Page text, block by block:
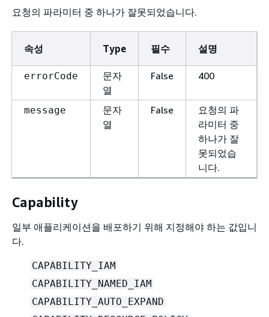
요청의 파라미터 중 하나가 잘못되었습니다.
속성 Type 필수 설명
errorCode
문자
열
False 400
message
문자
열
False
요청의 파
라미터 중
하나가 잘
못되었습
니다.
Capability
일부 애플리케이션을 배포하기 위해 지정해야 하는 값입니
다.
CAPABILITY_IAM
CAPABILITY_NAMED_IAM
CAPABILITY_AUTO_EXPAND